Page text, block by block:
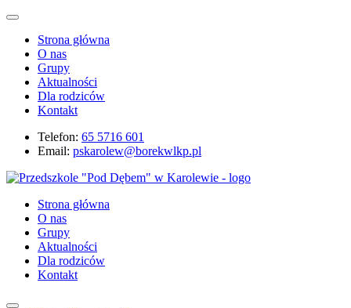
Strona główna
O nas
Grupy
Aktualności
Dla rodziców
Kontakt
Telefon: 65 5716 601
Email: pskarolew@borekwlkp.pl
Strona główna
O nas
Grupy
Aktualności
Dla rodziców
Kontakt